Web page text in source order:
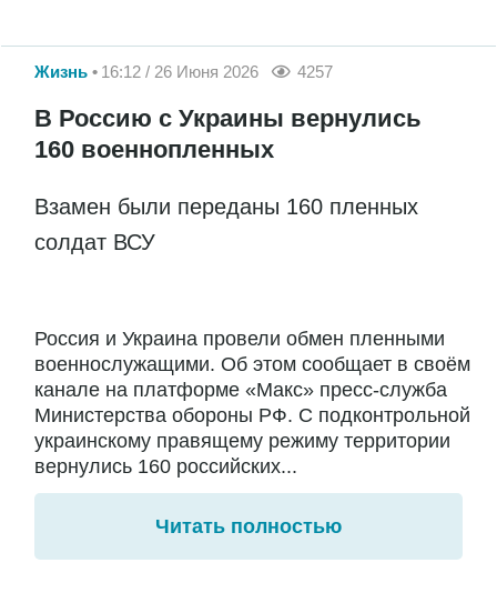
Жизнь 16:12 / 26 Июня 2026 4257
В Россию с Украины вернулись
160 военнопленных
Взамен были переданы 160 пленных
солдат ВСУ
Россия и Украина провели обмен пленными
военнослужащими. Об этом сообщает в своём
канале на платформе «Макс» пресс-служба
Министерства обороны РФ. С подконтрольной
украинскому правящему режиму территории
вернулись 160 российских...
Читать полностью